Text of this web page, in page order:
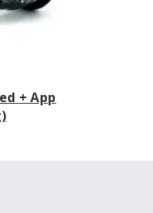
+ App